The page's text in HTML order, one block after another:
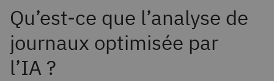
Qu’est-ce que l’analyse de
journaux optimisée par
l’IA ?